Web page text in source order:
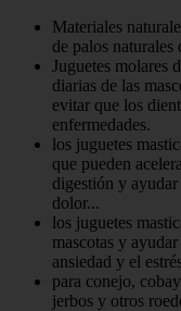
Materiales
de palos
Juguetes molares
diarias de las
evitar que los
enfermedades.
los juguetes
que pueden
digestión y
dolor...
los juguetes
mascotas y
ansiedad y el
para conejo,
jerbos y otros